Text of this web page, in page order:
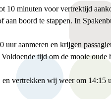
10 minuten voor vertrektijd
aan boord te stappen. In
uur aanmeren en krijgen
tijd om de mooie
vertrekken wij weer om 14:15